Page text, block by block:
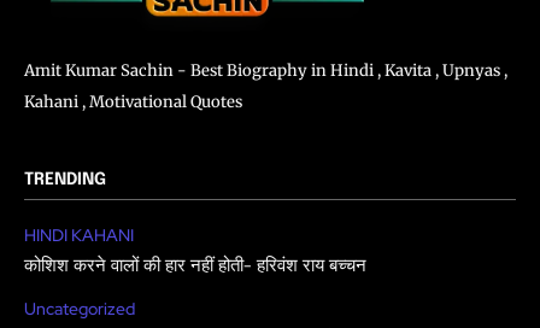
Amit Kumar Sachin - Best Biography in Hindi , Kavita , Upnyas ,
Kahani , Motivational Quotes
TRENDING
HINDI KAHANI
कोशिश करने वालों की हार नहीं होती- हरिवंश राय बच्चन
Uncategorized